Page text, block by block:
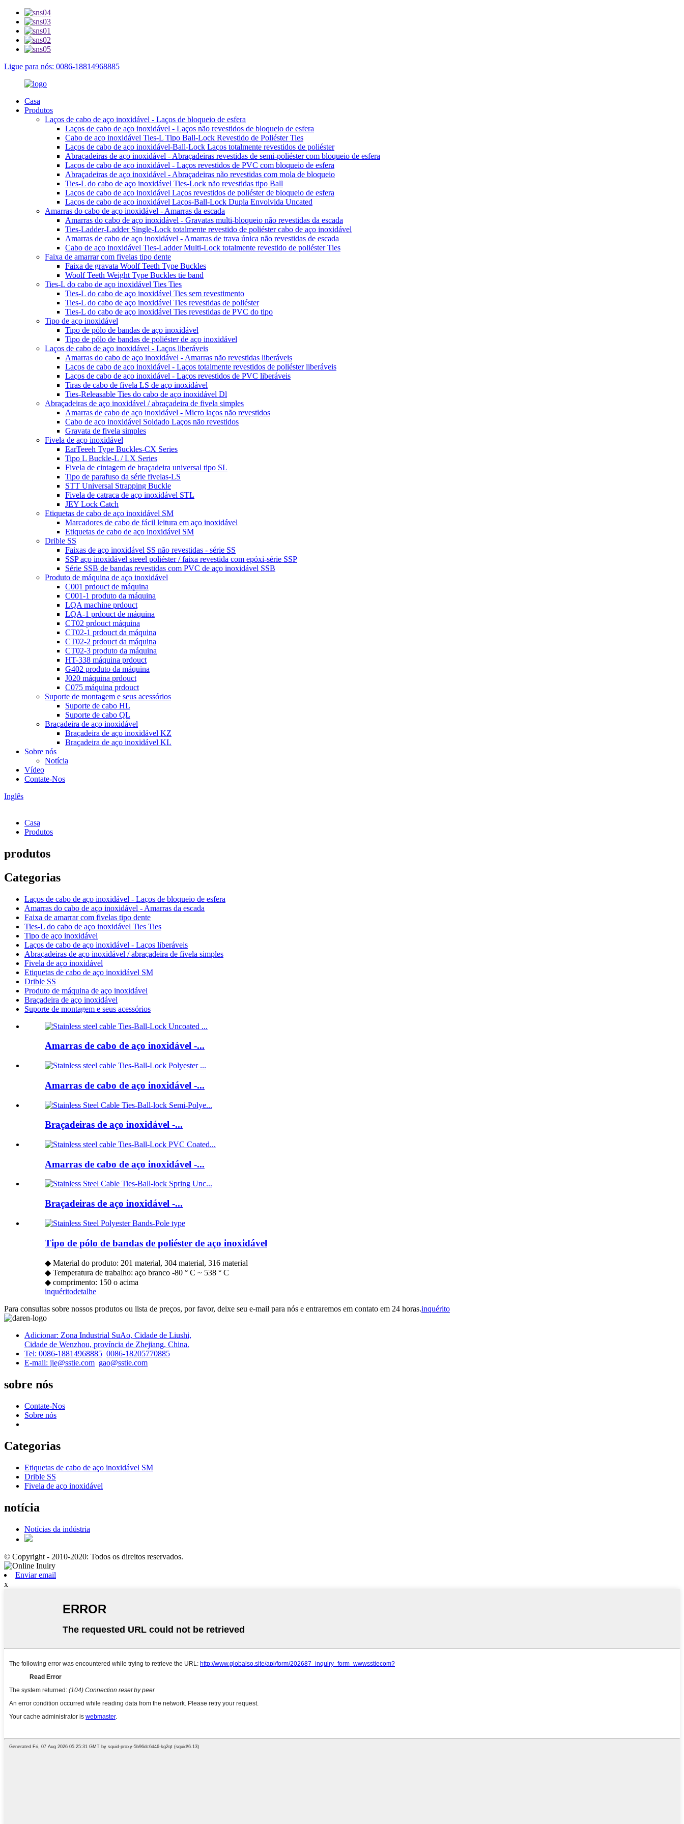
Ligue para nós: 0086-18814968885
Casa
Produtos
Laços de cabo de aço inoxidável - Laços de bloqueio de esfera
Laços de cabo de aço inoxidável - Laços não revestidos de bloqueio de esfera
Cabo de aço inoxidável Ties-L Tipo Ball-Lock Revestido de Poliéster Ties
Laços de cabo de aço inoxidável-Ball-Lock Laços totalmente revestidos de poliéster
Abraçadeiras de aço inoxidável - Abraçadeiras revestidas de semi-poliéster com bloqueio de esfera
Laços de cabo de aço inoxidável - Laços revestidos de PVC com bloqueio de esfera
Abraçadeiras de aço inoxidável - Abraçadeiras não revestidas com mola de bloqueio
Ties-L do cabo de aço inoxidável Ties-Lock não revestidas tipo Ball
Laços de cabo de aço inoxidável Laços revestidos de poliéster de bloqueio de esfera
Laços de cabo de aço inoxidável Laços-Ball-Lock Dupla Envolvida Uncated
Amarras do cabo de aço inoxidável - Amarras da escada
Amarras do cabo de aço inoxidável - Gravatas multi-bloqueio não revestidas da escada
Ties-Ladder-Ladder Single-Lock totalmente revestido de poliéster cabo de aço inoxidável
Amarras de cabo de aço inoxidável - Amarras de trava única não revestidas de escada
Cabo de aço inoxidável Ties-Ladder Multi-Lock totalmente revestido de poliéster Ties
Faixa de amarrar com fivelas tipo dente
Faixa de gravata Woolf Teeth Type Buckles
Woolf Teeth Weight Type Buckles tie band
Ties-L do cabo de aço inoxidável Ties Ties
Ties-L do cabo de aço inoxidável Ties sem revestimento
Ties-L do cabo de aço inoxidável Ties revestidas de poliéster
Ties-L do cabo de aço inoxidável Ties revestidas de PVC do tipo
Tipo de aço inoxidável
Tipo de pólo de bandas de aço inoxidável
Tipo de pólo de bandas de poliéster de aço inoxidável
Laços de cabo de aço inoxidável - Laços liberáveis
Amarras do cabo de aço inoxidável - Amarras não revestidas liberáveis
Laços de cabo de aço inoxidável - Laços totalmente revestidos de poliéster liberáveis
Laços de cabo de aço inoxidável - Laços revestidos de PVC liberáveis
Tiras de cabo de fivela LS de aço inoxidável
Ties-Releasable Ties do cabo de aço inoxidável Dl
Abraçadeiras de aço inoxidável / abraçadeira de fivela simples
Amarras de cabo de aço inoxidável - Micro laços não revestidos
Cabo de aço inoxidável Soldado Laços não revestidos
Gravata de fivela simples
Fivela de aço inoxidável
EarTeeeh Type Buckles-CX Series
Tipo L Buckle-L / LX Series
Fivela de cintagem de braçadeira universal tipo SL
Tipo de parafuso da série fivelas-LS
STT Universal Strapping Buckle
Fivela de catraca de aço inoxidável STL
JEY Lock Catch
Etiquetas de cabo de aço inoxidável SM
Marcadores de cabo de fácil leitura em aço inoxidável
Etiquetas de cabo de aço inoxidável SM
Drible SS
Faixas de aço inoxidável SS não revestidas - série SS
SSP aço inoxidável steeel poliéster / faixa revestida com epóxi-série SSP
Série SSB de bandas revestidas com PVC de aço inoxidável SSB
Produto de máquina de aço inoxidável
C001 prdouct de máquina
C001-1 produto da máquina
LQA machine prdouct
LQA-1 prdouct de máquina
CT02 prdouct máquina
CT02-1 prdouct da máquina
CT02-2 prdouct da máquina
CT02-3 produto da máquina
HT-338 máquina prdouct
G402 produto da máquina
J020 máquina prdouct
C075 máquina prdouct
Suporte de montagem e seus acessórios
Suporte de cabo HL
Suporte de cabo QL
Braçadeira de aço inoxidável
Braçadeira de aço inoxidável KZ
Braçadeira de aço inoxidável KL
Sobre nós
Notícia
Vídeo
Contate-Nos
Inglês
Casa
Produtos
produtos
Categorias
Laços de cabo de aço inoxidável - Laços de bloqueio de esfera
Amarras do cabo de aço inoxidável - Amarras da escada
Faixa de amarrar com fivelas tipo dente
Ties-L do cabo de aço inoxidável Ties Ties
Tipo de aço inoxidável
Laços de cabo de aço inoxidável - Laços liberáveis
Abraçadeiras de aço inoxidável / abraçadeira de fivela simples
Fivela de aço inoxidável
Etiquetas de cabo de aço inoxidável SM
Drible SS
Produto de máquina de aço inoxidável
Braçadeira de aço inoxidável
Suporte de montagem e seus acessórios
Amarras de cabo de aço inoxidável -...
Amarras de cabo de aço inoxidável -...
Braçadeiras de aço inoxidável -...
Amarras de cabo de aço inoxidável -...
Braçadeiras de aço inoxidável -...
Tipo de pólo de bandas de poliéster de aço inoxidável
◆ Material do produto: 201 material, 304 material, 316 material
◆ Temperatura de trabalho: aço branco -80 ° C ~ 538 ° C
◆ comprimento: 150 o acima
inquéritodetalhe
Para consultas sobre nossos produtos ou lista de preços, por favor, deixe seu e-mail para nós e entraremos em contato em 24 horas.inquérito
Adicionar: Zona Industrial SuAo, Cidade de Liushi,
Cidade de Wenzhou, província de Zhejiang, China.
Tel: 0086-18814968885 0086-18205770885
E-mail: jie@sstie.com gao@sstie.com
sobre nós
Contate-Nos
Sobre nós
Categorias
Etiquetas de cabo de aço inoxidável SM
Drible SS
Fivela de aço inoxidável
notícia
Notícias da indústria
© Copyright - 2010-2020: Todos os direitos reservados.
Enviar email
x